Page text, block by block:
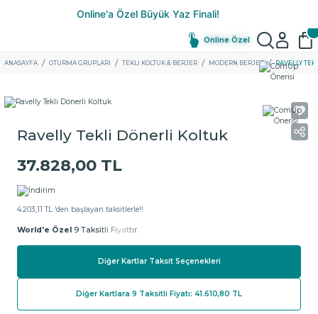
Online Özel
ANASAYFA OTURMA GRUPLARI TEKLI KOLTUK & BERJER MODERN BERJER RAVELLY
Ravelly Tekli Dönerli Koltuk
37.828,00 TL
4.203,11 TL ‘den başlayan taksitlerle!!
World'e Özel 9 Taksitli Fiyattır.
Diğer Kartlar Taksit Seçenekleri
Diğer Kartlara 9 Taksitli Fiyatı: 41.610,80 TL